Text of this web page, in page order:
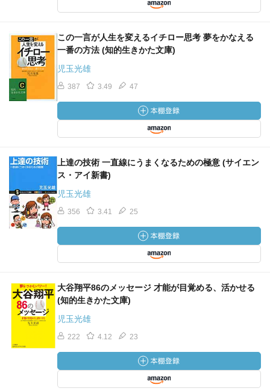
この一言が人生を変えるイチロー思考 夢をかなえる
一番の方法 (知的生きかた文庫)
児玉光雄
387 3.49 47
上達の技術 一直線にうまくなるための極意 (サイエン
ス・アイ新書)
児玉光雄
356 3.41 25
大谷翔平86のメッセージ 才能が目覚める、活かせる
(知的生きかた文庫)
児玉光雄
222 4.12 23